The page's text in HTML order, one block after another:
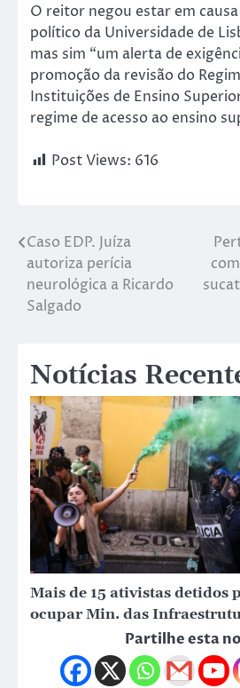
O reitor negou estar em
político da Universidade de
mas sim “um alerta de
promoção da revisão do
Instituições de Ensino
regime de acesso ao ensino
Post Views: 616
Caso EDP. Juíza
autoriza perícia
neurológica a Ricardo
Salgado
Notícias
Mais de 15 ativistas detidos
ocupar Min. das
Partilhe esta